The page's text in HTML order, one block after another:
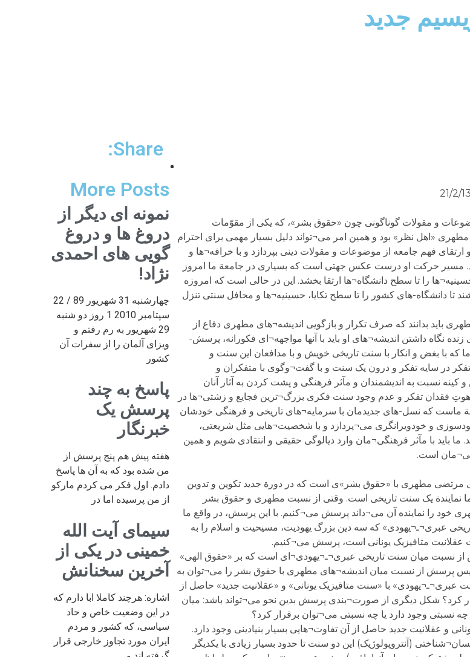
جدید
و مقولات گوناگونی چون «حقوق بشر»، که یکی از مقوّمات
«اهل نظر» بود و همین امر می¬تواند دلیل بسیار مهمی برای احترام
فهم جامعه از موضوعات و مقولات دینی بپردازد و با خرافه¬ها و
مسیر حرکت او درست عکس جهتی است که بسیاری در جامعة ما امروز
را تا سطح دانشگاه¬ها ارتقا بخشد. این در حالی است که امروزه
دانشگاه-های کشور را تا سطح تکایا، حسینیه¬ها و محافل سنتی تنزل
باید بدانند که صرف تکرار و بازگویی اندیشه¬های مطهری دفاع از
نگاه داشتن اندیشه¬های او باید با آنها مواجهه¬ای فکورانه، پرسش-
با بغض و انکار با سنت تاریخی خویش و با مدافعان این سنت و
در سایه تفکر و درون یک سنت و با گفت¬وگوی با متفکران و
نسبت به اندیشمندان و مآثر فرهنگی و پشت کردن به آثار آنان
فقدان تفکر و عدم وجود سنت فکری بزرگ¬ترین فجایع و زشتی¬ها در
ماست که نسل-های جدیدمان با سرمایه¬های تاریخی و فرهنگی خودشان
و خودویرانگری می¬پردازد و با شخصیت¬هایی مثل شریعتی،
باید با مآثر فرهنگی¬مان وارد دیالوگی حقیقی و انتقادی شویم و همین
است.
مطهری با «حقوق بشر»ی است که در دورة جدید تکوین و تدوین
نمایندة یک سنت تاریخی است. وقتی از نسبت مطهری و حقوق بشر
را نماینده آن می¬داند پرسش می¬کنیم. با این پرسش، در واقع ما
عبری¬ـ¬یهودی» که سه دین بزرگ یهودیت، مسیحیت و اسلام را به
متافیزیک یونانی است، پرسش می¬کنیم.
نسبت میان سنت تاریخی عبری¬ـ¬یهودی¬ای است که بر «حقوق الهی»
پس پرسش از نسبت میان اندیشه¬های مطهری با حقوق بشر را می¬توان به
با «سنت متافیزیک یونانی» و «عقلانیت جدید» حاصل از
کرد؟ شکل دیگری از صورت¬بندی پرسش بدین نحو می¬تواند باشد: میان
نسبتی وجود دارد یا چه نسبتی می¬توان برقرار کرد؟
و عقلانیت جدید حاصل از آن تفاوت¬هایی بسیار بنیادینی وجود دارد.
(آنتروپولوژیک) این دو سنت تا حدود بسیار زیادی با یکدیگر
Share:
More Posts
نمونه ای دیگر از
دروغ ها و دروغ
گویی های احمدی
نژاد!
چهارشنبه 31 شهریور 89 / 22
سپتامبر 2010 1 روز دو شنبه
29 شهریور به رم رفتم و
ویزای آلمان را از سفرات آن
کشور
پاسخ به چند
پرسش یک
خبرنگار
هفته پیش هم پنج پرسش از
من شده بود که به آن ها پاسخ
دادم. اول فکر می کردم مارکو
از من پرسیده اما در
سیمای آیت الله
خمینی در یکی از
آخرین سخنانش
اشاره: هرچند کاملا ابا دارم که
در این وضعیت خاص و حاد
سیاسی، که کشور و مردم
ایران مورد تجاوز خارجی قرار